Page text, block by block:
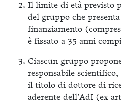
Il limite di età previsto
del gruppo che
finanziamento
è fissato a 35 anni
Ciascun gruppo
responsabile
il titolo di dottore di
aderente dell’AdI (ex